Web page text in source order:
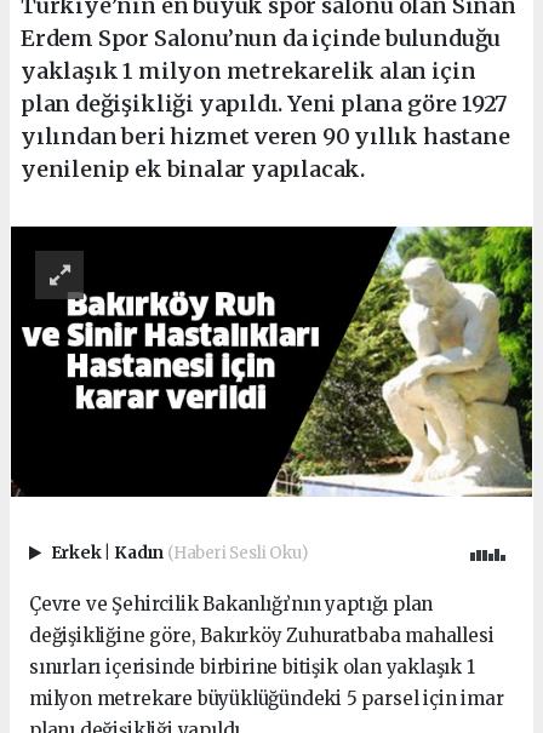
Erdem Spor Salonu’nun da içinde bulunduğu
yaklaşık 1 milyon metrekarelik alan için
plan değişikliği yapıldı. Yeni plana göre 1927
yılından beri hizmet veren 90 yıllık hastane
yenilenip ek binalar yapılacak.
Erkek Kadın (Haberi Sesli Oku)
Çevre ve Şehircilik Bakanlığı’nın yaptığı plan
değişikliğine göre, Bakırköy Zuhuratbaba mahallesi
sınırları içerisinde birbirine bitişik olan yaklaşık 1
milyon metrekare büyüklüğündeki 5 parsel için imar